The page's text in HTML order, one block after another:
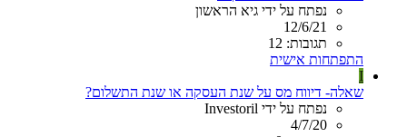
נפתח על ידי גיא הראשון
12/6/21
תגובות: 12
התפתחות אישית
I
שאלה- דיווח מס על שנת העסקה או שנת התשלום?
נפתח על ידי Investoril
4/7/20